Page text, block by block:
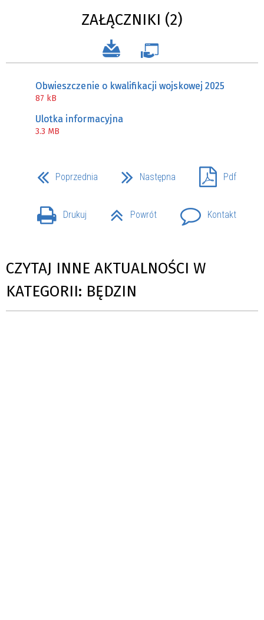
ZAŁĄCZNIKI (2)
Obwieszczenie o kwalifikacji wojskowej 2025
87 kB
Ulotka informacyjna
3.3 MB
Poprzednia Następna Pdf
Drukuj Powrót Kontakt
CZYTAJ INNE AKTUALNOŚCI W
KATEGORII: BĘDZIN